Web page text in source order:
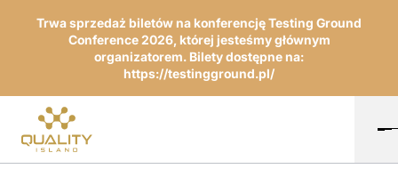
Trwa sprzedaż biletów na konferencję Testing Ground
Conference 2026, której jesteśmy głównym
organizatorem. Bilety dostępne na:
https://testingground.pl/